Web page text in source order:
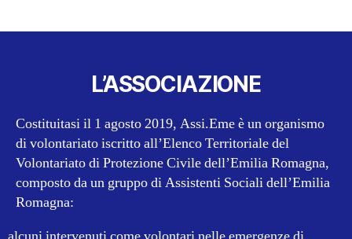
L’ASSOCIAZIONE
Costituitasi il 1 agosto 2019, Assi.Eme è un organismo
di volontariato iscritto all’Elenco Territoriale del
Volontariato di Protezione Civile dell’Emilia Romagna,
composto da un gruppo di Assistenti Sociali dell’Emilia
Romagna: